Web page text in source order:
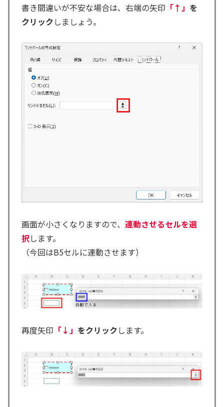
書き間違いが不安な場合は、右端の矢印 「↑」 を
クリックしましょう。
画面が小さくなりますので、 連動させるセルを選
択します。
（今回はB5セルに連動させます）
再度矢印 「↓」 をクリックします。